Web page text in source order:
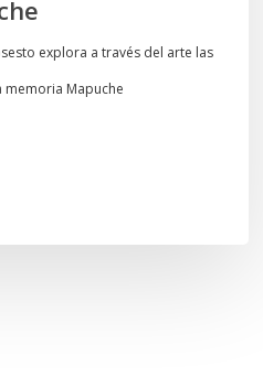
explora a través del arte las
memoria Mapuche